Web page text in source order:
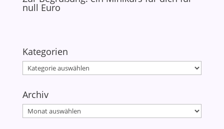
null Euro
Kategorien
Kategorien
Archiv
Archiv